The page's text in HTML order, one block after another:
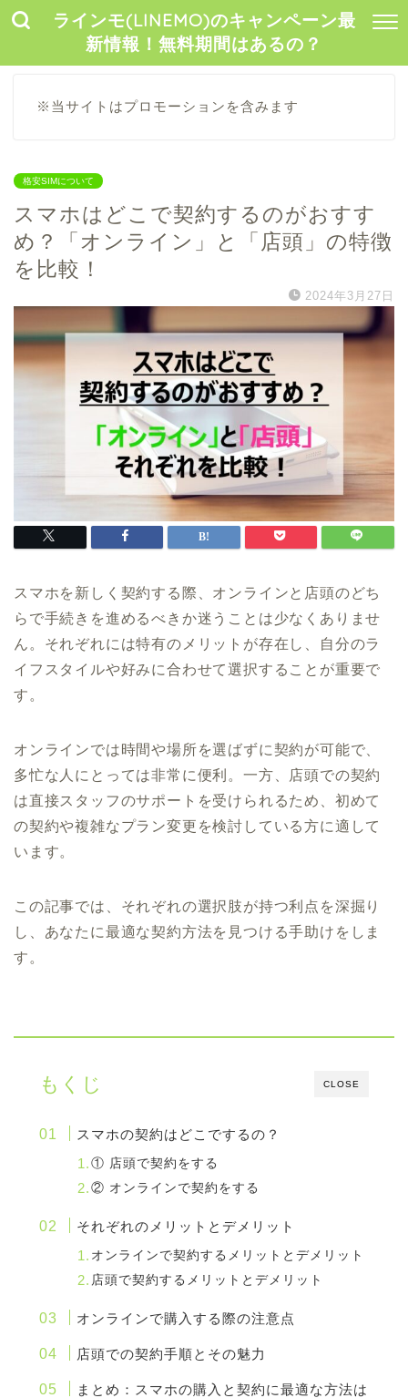
ラインモ(LINEMO)のキャンペーン最
新情報！無料期間はあるの？
※当サイトはプロモーションを含みます
格安SIMについて
スマホはどこで契約するのがおすす
め？「オンライン」と「店頭」の特徴
を比較！
2024年3月27日
スマホを新しく契約する際、オンラインと店頭のどち
らで手続きを進めるべきか迷うことは少なくありませ
ん。それぞれには特有のメリットが存在し、自分のラ
イフスタイルや好みに合わせて選択することが重要で
す。
オンラインでは時間や場所を選ばずに契約が可能で、
多忙な人にとっては非常に便利。一方、店頭での契約
は直接スタッフのサポートを受けられるため、初めて
の契約や複雑なプラン変更を検討している方に適して
います。
この記事では、それぞれの選択肢が持つ利点を深掘り
し、あなたに最適な契約方法を見つける手助けをしま
す。
CLOSE
もくじ
スマホの契約はどこでするの？
① 店頭で契約をする
② オンラインで契約をする
それぞれのメリットとデメリット
オンラインで契約するメリットとデメリット
店頭で契約するメリットとデメリット
オンラインで購入する際の注意点
店頭での契約手順とその魅力
まとめ：スマホの購入と契約に最適な方法は